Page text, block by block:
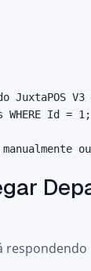
JuxtaPOS
WHERE Id = 1 ;
respondendo